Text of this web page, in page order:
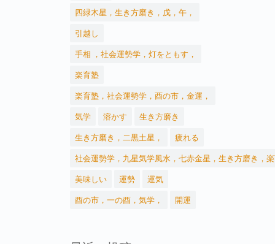
四緑木星，生き方磨き，戊，午，
引越し
手相 ，社会運勢学，灯をともす，
楽育塾
楽育塾，社会運勢学，酉の市，金運，
気学
溶かす
生き方磨き
生き方磨き，二黒土星，
疲れる
社会運勢学，九星気学風水，七赤金星，生き方磨き，
美味しい
運勢
運気
酉の市，一の酉，気学，
開運